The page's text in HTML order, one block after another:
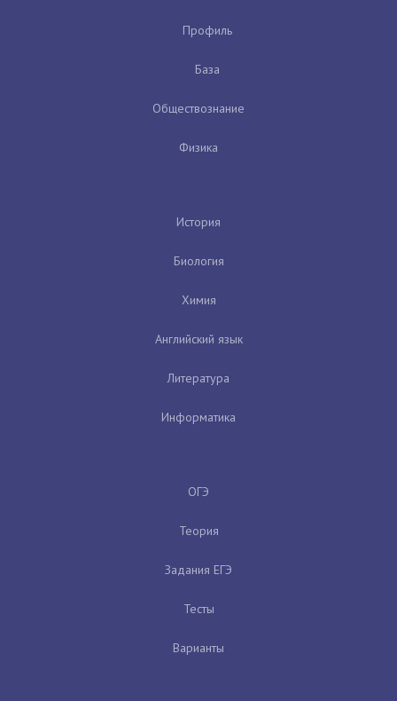
Профиль
База
Обществознание
Физика
История
Биология
Химия
Английский язык
Литература
Информатика
ОГЭ
Теория
Задания ЕГЭ
Тесты
Варианты